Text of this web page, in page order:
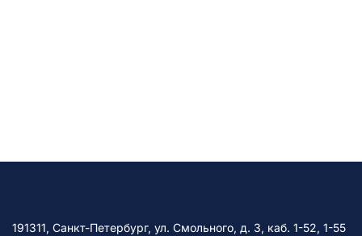
191311, Санкт-Петербург, ул. Смольного, д. 3, каб. 1-52, 1-55